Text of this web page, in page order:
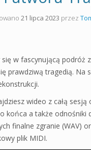
od podstaw
od podstaw
Massive
mediów
21 lipca 2023 przez
się w fascynującą podróż
prawdziwą tragedią. Na
wideo z całą
końca a także odnośniki
finalne zgranie (WAV)
plik MIDI.